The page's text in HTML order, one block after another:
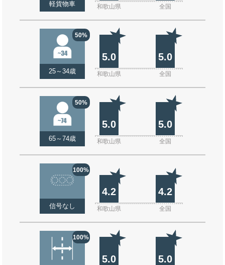
軽貨物車 和歌山県 全国
50%
25～34歳
5.0 5.0
和歌山県 全国
50%
65～74歳
5.0 5.0
和歌山県 全国
100%
信号なし
4.2 4.2
和歌山県 全国
100%
5.0 5.0